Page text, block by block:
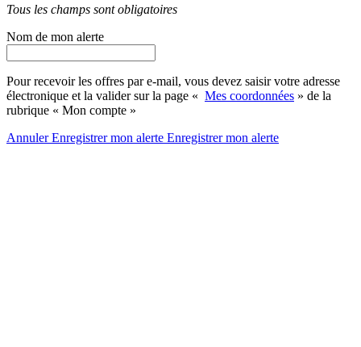
Tous les champs sont obligatoires
Nom de mon alerte
Pour recevoir les offres par e-mail, vous devez saisir votre adresse
électronique et la valider sur la page « Mes coordonnées » de la
rubrique « Mon compte »
AnnulerEnregistrer mon alerte Enregistrermon alerte